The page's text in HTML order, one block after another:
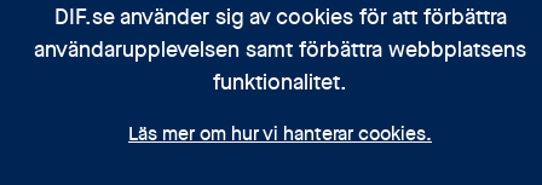
Bli medlem
Integritetspolicy
DIF.se använder sig av cookies för att förbättra
användarupplevelsen samt förbättra webbplatsens
funktionalitet.
Läs mer om hur vi hanterar cookies.